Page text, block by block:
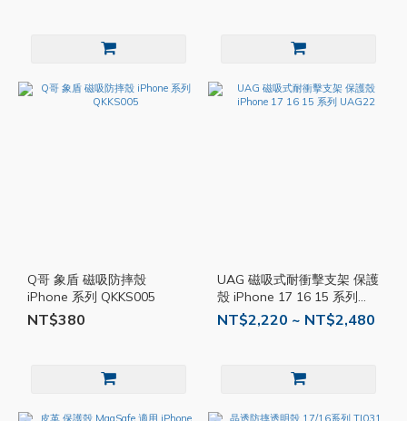
Q哥 象盾 磁吸防摔殼
iPhone 系列 QKKS005
NT$380
UAG 磁吸式耐衝擊支架 保護
殼 iPhone 17 16 15 系列
UAG22
NT$2,220 ~ NT$2,480